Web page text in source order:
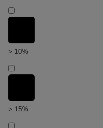
> 10%
> 15%